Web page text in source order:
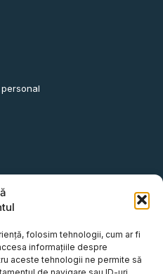
folosim tehnologii, cum ar fi
informațiile despre
aceste tehnologii ne permite să